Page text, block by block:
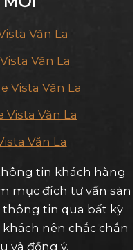
Văn La
Văn La
Vista Văn La
Vista Văn La
Văn La
tin khách hàng
mục đích tư vấn sản
thông tin qua bất kỳ
nên chắc chắn
và đồng ý.